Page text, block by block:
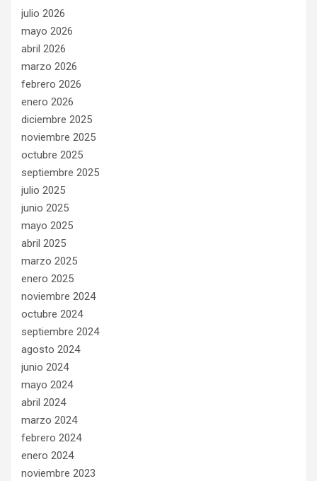
julio 2026
mayo 2026
abril 2026
marzo 2026
febrero 2026
enero 2026
diciembre 2025
noviembre 2025
octubre 2025
septiembre 2025
julio 2025
junio 2025
mayo 2025
abril 2025
marzo 2025
enero 2025
noviembre 2024
octubre 2024
septiembre 2024
agosto 2024
junio 2024
mayo 2024
abril 2024
marzo 2024
febrero 2024
enero 2024
noviembre 2023